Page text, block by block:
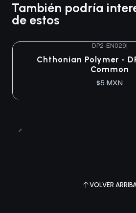
También podría
de estos
Agotado
DP2-EN029
Chthonian Polymer -
Common
$5 MXN
VOLVER